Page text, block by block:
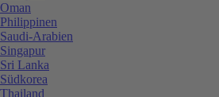
Oman
Philippinen
Saudi-Arabien
Singapur
Sri Lanka
Südkorea
Thailand